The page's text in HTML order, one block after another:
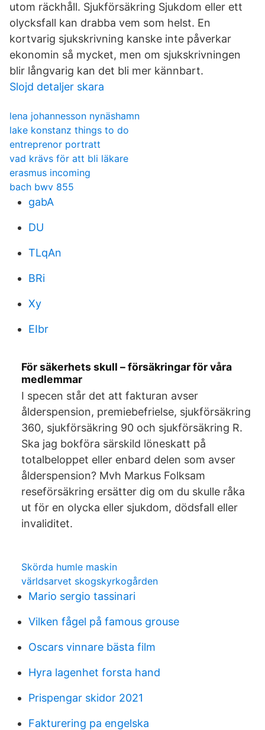
utom räckhåll. Sjukförsäkring Sjukdom eller ett
olycksfall kan drabba vem som helst. En
kortvarig sjukskrivning kanske inte påverkar
ekonomin så mycket, men om sjukskrivningen
blir långvarig kan det bli mer kännbart.
Slojd detaljer skara
lena johannesson nynäshamn
lake konstanz things to do
entreprenor portratt
vad krävs för att bli läkare
erasmus incoming
bach bwv 855
gabA
DU
TLqAn
BRi
Xy
EIbr
För säkerhets skull – försäkringar för våra
medlemmar
I specen står det att fakturan avser
ålderspension, premiebefrielse, sjukförsäkring
360, sjukförsäkring 90 och sjukförsäkring R.
Ska jag bokföra särskild löneskatt på
totalbeloppet eller enbard delen som avser
ålderspension? Mvh Markus Folksam
reseförsäkring ersätter dig om du skulle råka
ut för en olycka eller sjukdom, dödsfall eller
invaliditet.
Skörda humle maskin
världsarvet skogskyrkogården
Mario sergio tassinari
Vilken fågel på famous grouse
Oscars vinnare bästa film
Hyra lagenhet forsta hand
Prispengar skidor 2021
Fakturering pa engelska